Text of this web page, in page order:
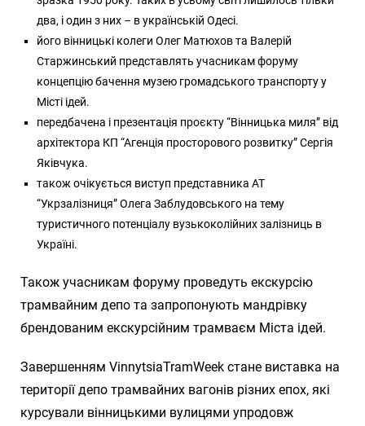
два, і один з них – в українській Одесі.
його вінницькі колеги Олег Матюхов та Валерій
Старжинський представлять учасникам форуму
концепцію бачення музею громадського транспорту у
Місті ідей.
передбачена і презентація проєкту “Вінницька миля” від
архітектора КП “Агенція просторового розвитку” Сергія
Яківчука.
також очікується виступ представника АТ
“Укрзалізниця” Олега Заблудовського на тему
туристичного потенціалу вузькоколійних залізниць в
Україні.
Також учасникам форуму проведуть екскурсію
трамвайним депо та запропонують мандрівку
брендованим екскурсійним трамваєм Міста ідей.
Завершенням VinnytsiaTramWeek стане виставка на
території депо трамвайних вагонів різних епох, які
курсували вінницькими вулицями упродовж